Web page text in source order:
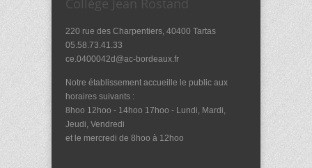
Collège Jean Rostand
220 rue des Charpentiers, 40400 Tartas
05.58.73.41.33
ce.0400042d@ac-bordeaux.fr
Notre établissement accueille le public aux
horaires suivants :
8hoo 12hoo - 14hoo 17hoo - Lundi, Mardi,
Jeudi, Vendredi
et le mercredi de 8hoo à 12hoo